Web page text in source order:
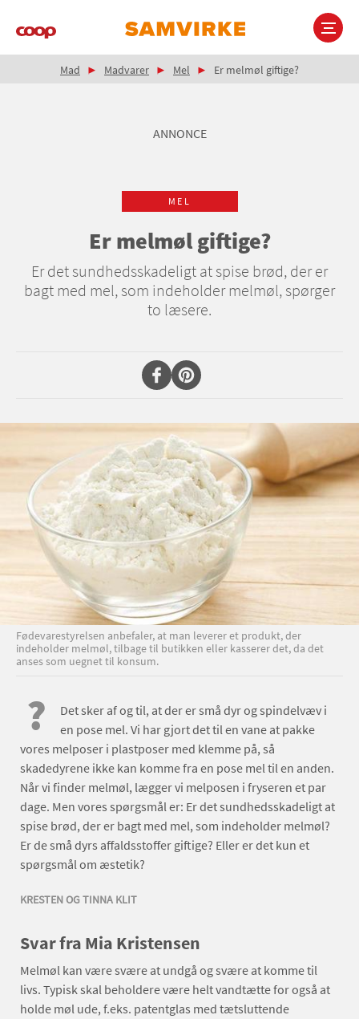
Brødkrumme
Mad Madvarer Mel Er melmøl giftige?
ANNONCE
MEL
Er melmøl giftige?
Er det sundhedsskadeligt at spise brød, der er
bagt med mel, som indeholder melmøl, spørger
to læsere.
Fødevarestyrelsen anbefaler, at man leverer et produkt, der
indeholder melmøl, tilbage til butikken eller kasserer det, da det
anses som uegnet til konsum.
?
Det sker af og til, at der er små dyr og spindelvæv i
en pose mel. Vi har gjort det til en vane at pakke
vores melposer i plastposer med klemme på, så
skadedyrene ikke kan komme fra en pose mel til en anden.
Når vi finder melmøl, lægger vi melposen i fryseren et par
dage. Men vores spørgsmål er: Er det sundhedsskadeligt at
spise brød, der er bagt med mel, som indeholder melmøl?
Er de små dyrs affaldsstoffer giftige? Eller er det kun et
spørgsmål om æstetik?
KRESTEN OG TINNA KLIT
Svar fra Mia Kristensen
Melmøl kan være svære at undgå og svære at komme til
livs. Typisk skal beholdere være helt vandtætte for også at
holde møl ude, f.eks. patentglas med tætsluttende